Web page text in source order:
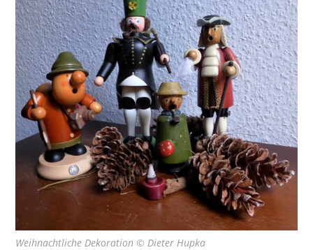
Weihnachtliche Dekoration © Dieter Hupka